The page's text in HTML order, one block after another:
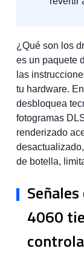
¿Qué son los
es un paquete
las
tu hardware.
desbloquea
fotogramas
renderizado
de botella,
4060